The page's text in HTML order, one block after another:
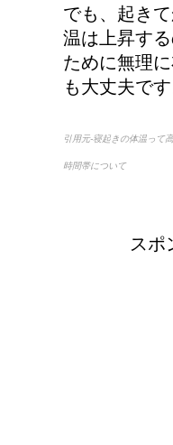
でも、起き
温は上昇す
ために無理
も大丈夫です
引用元-寝起きの体温って
時間帯について
スポ